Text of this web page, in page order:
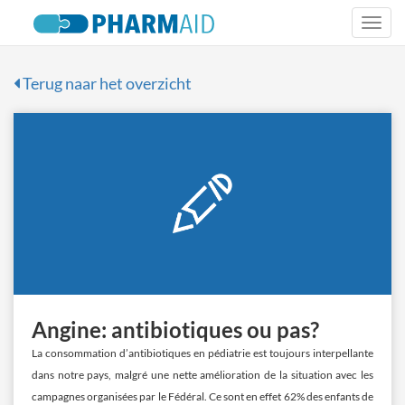
Terug naar het overzicht
Angine: antibiotiques ou pas?
La consommation d’antibiotiques en pédiatrie est toujours interpellante
dans notre pays, malgré une nette amélioration de la situation avec les
campagnes organisées par le Fédéral. Ce sont en effet 62% des enfants de